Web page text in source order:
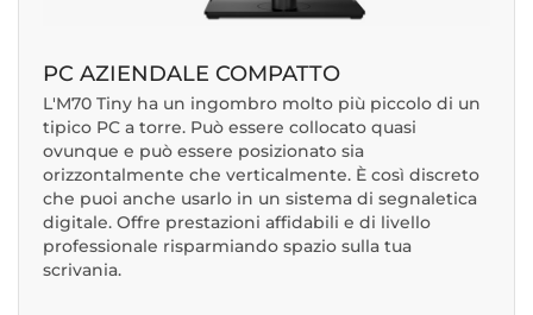
PC AZIENDALE COMPATTO
L'M70 Tiny ha un ingombro molto più piccolo di un
tipico PC a torre. Può essere collocato quasi
ovunque e può essere posizionato sia
orizzontalmente che verticalmente. È così discreto
che puoi anche usarlo in un sistema di segnaletica
digitale. Offre prestazioni affidabili e di livello
professionale risparmiando spazio sulla tua
scrivania.